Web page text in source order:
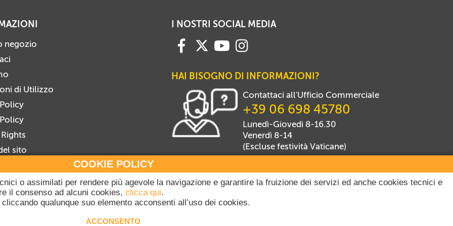
COOKIE POLICY
o assimilati per rendere più agevole la navigazione e garantire la fruizione dei servizi ed anche cookies tecnici e
il consenso ad alcuni cookies, clicca qui.
qualunque suo elemento acconsenti all’uso dei cookies.
ACCONSENTO
negozio
di Utilizzo
sito
dalla Newsletter
I NOSTRI SOCIAL MEDIA
HAI BISOGNO DI INFORMAZIONI?
Contattaci all'Ufficio Commerciale
+39 06 698 45780
Lunedì-Giovedì 8-16.30
Venerdì 8-14
(Escluse festività Vaticane)
2026 Dicasterium pro Communicatione - Libreria Editrice Vaticana - Tutti i diritti riservati.